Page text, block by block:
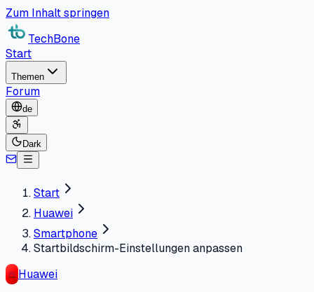
Zum Inhalt springen
TechBone
Start
Themen
Forum
de
Dark
Start
Huawei
Smartphone
Startbildschirm-Einstellungen anpassen
Huawei